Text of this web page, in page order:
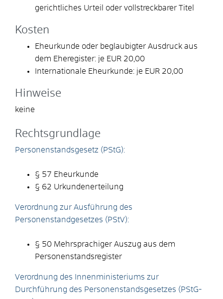
gerichtliches Urteil oder vollstreckbarer Titel
Kosten
Eheurkunde oder beglaubigter Ausdruck aus
dem Eheregister: je EUR 20,00
Internationale Eheurkunde: je EUR 20,00
Hinweise
keine
Rechtsgrundlage
Personenstandsgesetz (PStG):
§ 57 Eheurkunde
§ 62 Urkundenerteilung
Verordnung zur Ausführung des
Personenstandgesetzes (PStV):
§ 50 Mehrsprachiger Auszug aus dem
Personenstandsregister
Verordnung des Innenministeriums zur
Durchführung des Personenstandsgesetzes (PStG-